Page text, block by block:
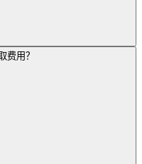
费用？